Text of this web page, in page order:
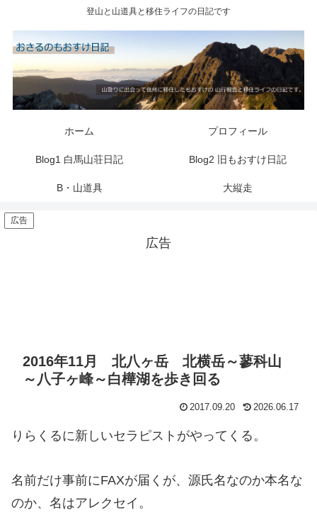
登山と山道具と移住ライフの日記です
ホーム プロフィール
Blog1 白馬山荘日記 Blog2 旧もおすけ日記
B・山道具 大縦走
広告
広告
2016年11月 北八ヶ岳 北横岳～蓼科山
～八子ヶ峰～白樺湖を歩き回る
2017.09.20 2026.06.17
りらくるに新しいセラピストがやってくる。
名前だけ事前にFAXが届くが、源氏名なのか本名な
のか、名はアレクセイ。